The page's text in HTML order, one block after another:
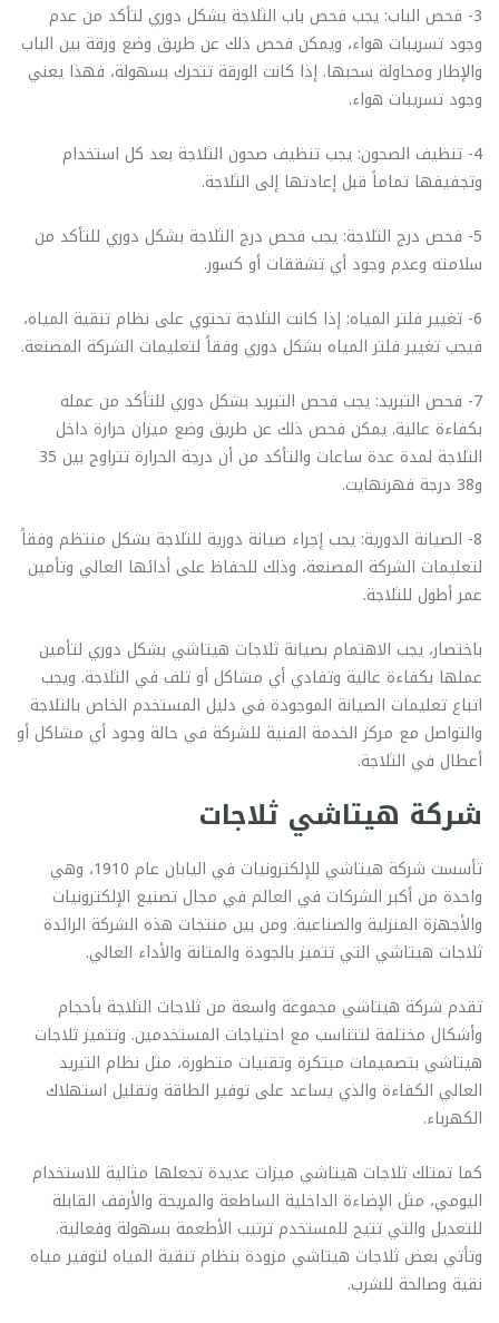
3- فحص الباب: يجب فحص باب الثلاجة بشكل دوري لتأكد من عدم
وجود تسريبات هواء، ويمكن فحص ذلك عن طريق وضع ورقة بين الباب
والإطار ومحاولة سحبها. إذا كانت الورقة تتحرك بسهولة، فهذا يعني
وجود تسريبات هواء.
4- تنظيف الصحون: يجب تنظيف صحون الثلاجة بعد كل استخدام
وتجفيفها تماماً قبل إعادتها إلى الثلاجة.
5- فحص درج الثلاجة: يجب فحص درج الثلاجة بشكل دوري للتأكد من
سلامته وعدم وجود أي تشققات أو كسور.
6- تغيير فلتر المياه: إذا كانت الثلاجة تحتوي على نظام تنقية المياه،
فيجب تغيير فلتر المياه بشكل دوري وفقاً لتعليمات الشركة المصنعة.
7- فحص التبريد: يجب فحص التبريد بشكل دوري للتأكد من عمله
بكفاءة عالية. يمكن فحص ذلك عن طريق وضع ميزان حرارة داخل
الثلاجة لمدة عدة ساعات والتأكد من أن درجة الحرارة تتراوح بين 35
و38 درجة فهرنهايت.
8- الصيانة الدورية: يجب إجراء صيانة دورية للثلاجة بشكل منتظم وفقاً
لتعليمات الشركة المصنعة، وذلك للحفاظ على أدائها العالي وتأمين
عمر أطول للثلاجة.
باختصار، يجب الاهتمام بصيانة ثلاجات هيتاشي بشكل دوري لتأمين
عملها بكفاءة عالية وتفادي أي مشاكل أو تلف في الثلاجة. ويجب
اتباع تعليمات الصيانة الموجودة في دليل المستخدم الخاص بالثلاجة
والتواصل مع مركز الخدمة الفنية للشركة في حالة وجود أي مشاكل أو
أعطال في الثلاجة.
شركة هيتاشي ثلاجات
تأسست شركة هيتاشي للإلكترونيات في اليابان عام 1910، وهي
واحدة من أكبر الشركات في العالم في مجال تصنيع الإلكترونيات
والأجهزة المنزلية والصناعية. ومن بين منتجات هذه الشركة الرائدة
ثلاجات هيتاشي التي تتميز بالجودة والمتانة والأداء العالي.
تقدم شركة هيتاشي مجموعة واسعة من ثلاجات الثلاجة بأحجام
وأشكال مختلفة لتتناسب مع احتياجات المستخدمين. وتتميز ثلاجات
هيتاشي بتصميمات مبتكرة وتقنيات متطورة، مثل نظام التبريد
العالي الكفاءة والذي يساعد على توفير الطاقة وتقليل استهلاك
الكهرباء.
كما تمتلك ثلاجات هيتاشي ميزات عديدة تجعلها مثالية للاستخدام
اليومي، مثل الإضاءة الداخلية الساطعة والمريحة والأرفف القابلة
للتعديل والتي تتيح للمستخدم ترتيب الأطعمة بسهولة وفعالية.
وتأتي بعض ثلاجات هيتاشي مزودة بنظام تنقية المياه لتوفير مياه
نقية وصالحة للشرب.